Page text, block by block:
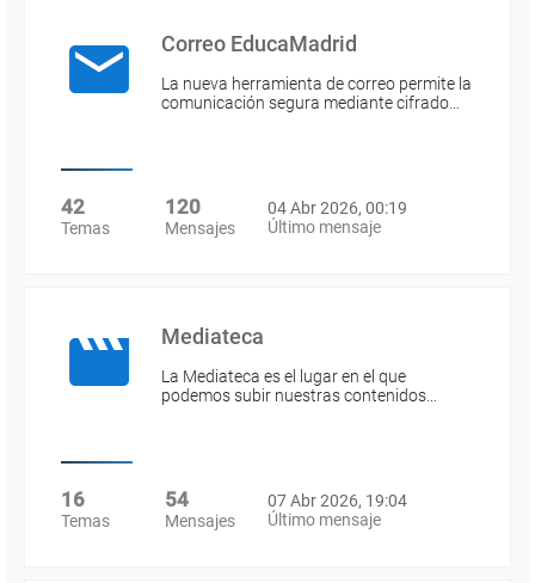
Correo EducaMadrid
La nueva herramienta de correo permite la
comunicación segura mediante cifrado…
42
Temas
120
Mensajes
04 Abr 2026, 00:19
Último mensaje
Mediateca
La Mediateca es el lugar en el que
podemos subir nuestras contenidos…
16
Temas
54
Mensajes
07 Abr 2026, 19:04
Último mensaje